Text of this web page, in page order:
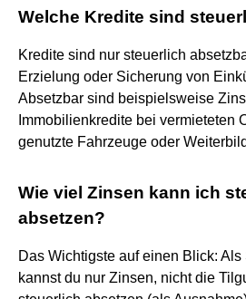
Welche Kredite sind
Kredite sind nur steuerlich
Erzielung oder Sicherung von
Absetzbar sind beispielsweise
Immobilienkredite bei vermieteten
genutzte Fahrzeuge oder
Wie viel Zinsen kann ich
absetzen?
Das Wichtigste auf einen Blick:
kannst du nur Zinsen, nicht die